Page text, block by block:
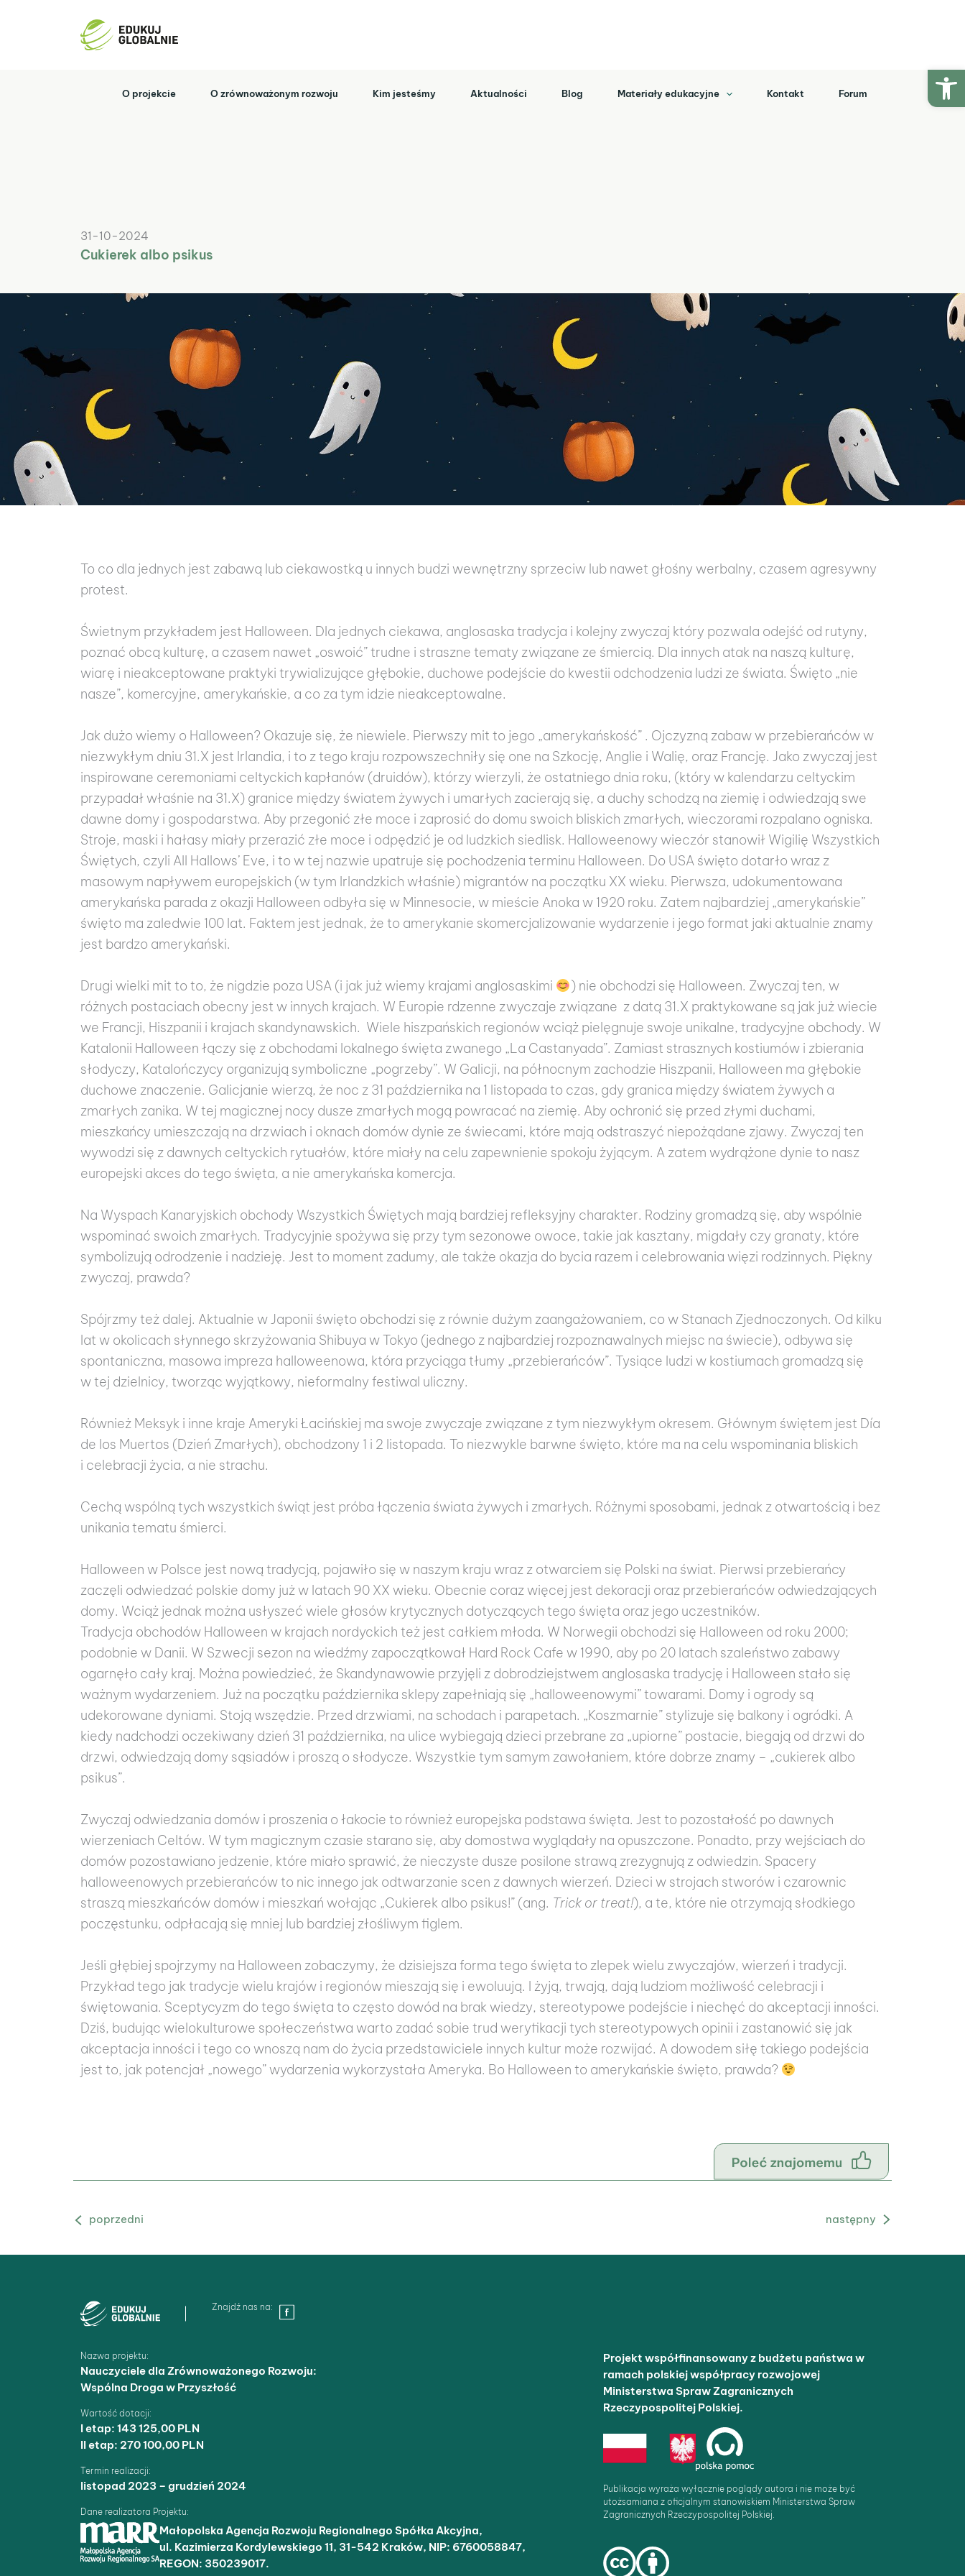
O projekcie O zrównoważonym rozwoju Kim jesteśmy Aktualności Blog Materiały edukacyjne Kontakt Forum
31-10-2024
Cukierek albo psikus
To co dla jednych jest zabawą lub ciekawostką u innych budzi wewnętrzny sprzeciw lub nawet głośny werbalny, czasem agresywny
protest.
Świetnym przykładem jest Halloween. Dla jednych ciekawa, anglosaska tradycja i kolejny zwyczaj który pozwala odejść od rutyny,
poznać obcą kulturę, a czasem nawet „oswoić” trudne i straszne tematy związane ze śmiercią. Dla innych atak na naszą kulturę,
wiarę i nieakceptowane praktyki trywializujące głębokie, duchowe podejście do kwestii odchodzenia ludzi ze świata. Święto „nie
nasze”, komercyjne, amerykańskie, a co za tym idzie nieakceptowalne.
Jak dużo wiemy o Halloween? Okazuje się, że niewiele. Pierwszy mit to jego „amerykańskość” . Ojczyzną zabaw w przebierańców w
niezwykłym dniu 31.X jest Irlandia, i to z tego kraju rozpowszechniły się one na Szkocję, Anglie i Walię, oraz Francję. Jako zwyczaj jest
inspirowane ceremoniami celtyckich kapłanów (druidów), którzy wierzyli, że ostatniego dnia roku, (który w kalendarzu celtyckim
przypadał właśnie na 31.X) granice między światem żywych i umarłych zacierają się, a duchy schodzą na ziemię i odwiedzają swe
dawne domy i gospodarstwa. Aby przegonić złe moce i zaprosić do domu swoich bliskich zmarłych, wieczorami rozpalano ogniska.
Stroje, maski i hałasy miały przerazić złe moce i odpędzić je od ludzkich siedlisk. Halloweenowy wieczór stanowił Wigilię Wszystkich
Świętych, czyli All Hallows’ Eve, i to w tej nazwie upatruje się pochodzenia terminu Halloween. Do USA święto dotarło wraz z
masowym napływem europejskich (w tym Irlandzkich właśnie) migrantów na początku XX wieku. Pierwsza, udokumentowana
amerykańska parada z okazji Halloween odbyła się w Minnesocie, w mieście Anoka w 1920 roku. Zatem najbardziej „amerykańskie”
święto ma zaledwie 100 lat. Faktem jest jednak, że to amerykanie skomercjalizowanie wydarzenie i jego format jaki aktualnie znamy
jest bardzo amerykański.
Drugi wielki mit to to, że nigdzie poza USA (i jak już wiemy krajami anglosaskimi
) nie obchodzi się Halloween. Zwyczaj ten, w
różnych postaciach obecny jest w innych krajach. W Europie rdzenne zwyczaje związane z datą 31.X praktykowane są jak już wiecie
we Francji, Hiszpanii i krajach skandynawskich. Wiele hiszpańskich regionów wciąż pielęgnuje swoje unikalne, tradycyjne obchody. W
Katalonii Halloween łączy się z obchodami lokalnego święta zwanego „La Castanyada”. Zamiast strasznych kostiumów i zbierania
słodyczy, Katalończycy organizują symboliczne „pogrzeby”. W Galicji, na północnym zachodzie Hiszpanii, Halloween ma głębokie
duchowe znaczenie. Galicjanie wierzą, że noc z 31 października na 1 listopada to czas, gdy granica między światem żywych a
zmarłych zanika. W tej magicznej nocy dusze zmarłych mogą powracać na ziemię. Aby ochronić się przed złymi duchami,
mieszkańcy umieszczają na drzwiach i oknach domów dynie ze świecami, które mają odstraszyć niepożądane zjawy. Zwyczaj ten
wywodzi się z dawnych celtyckich rytuałów, które miały na celu zapewnienie spokoju żyjącym. A zatem wydrążone dynie to nasz
europejski akces do tego święta, a nie amerykańska komercja.
Na Wyspach Kanaryjskich obchody Wszystkich Świętych mają bardziej refleksyjny charakter. Rodziny gromadzą się, aby wspólnie
wspominać swoich zmarłych. Tradycyjnie spożywa się przy tym sezonowe owoce, takie jak kasztany, migdały czy granaty, które
symbolizują odrodzenie i nadzieję. Jest to moment zadumy, ale także okazja do bycia razem i celebrowania więzi rodzinnych. Piękny
zwyczaj, prawda?
Spójrzmy też dalej. Aktualnie w Japonii święto obchodzi się z równie dużym zaangażowaniem, co w Stanach Zjednoczonych. Od kilku
lat w okolicach słynnego skrzyżowania Shibuya w Tokyo (jednego z najbardziej rozpoznawalnych miejsc na świecie), odbywa się
spontaniczna, masowa impreza halloweenowa, która przyciąga tłumy „przebierańców”. Tysiące ludzi w kostiumach gromadzą się
w tej dzielnicy, tworząc wyjątkowy, nieformalny festiwal uliczny.
Również Meksyk i inne kraje Ameryki Łacińskiej ma swoje zwyczaje związane z tym niezwykłym okresem. Głównym świętem jest Día
de los Muertos (Dzień Zmarłych), obchodzony 1 i 2 listopada. To niezwykle barwne święto, które ma na celu wspominania bliskich
i celebracji życia, a nie strachu.
Cechą wspólną tych wszystkich świąt jest próba łączenia świata żywych i zmarłych. Różnymi sposobami, jednak z otwartością i bez
unikania tematu śmierci.
Halloween w Polsce jest nową tradycją, pojawiło się w naszym kraju wraz z otwarciem się Polski na świat. Pierwsi przebierańcy
zaczęli odwiedzać polskie domy już w latach 90 XX wieku. Obecnie coraz więcej jest dekoracji oraz przebierańców odwiedzających
domy. Wciąż jednak można usłyszeć wiele głosów krytycznych dotyczących tego święta oraz jego uczestników.
Tradycja obchodów Halloween w krajach nordyckich też jest całkiem młoda. W Norwegii obchodzi się Halloween od roku 2000;
podobnie w Danii. W Szwecji sezon na wiedźmy zapoczątkował Hard Rock Cafe w 1990, aby po 20 latach szaleństwo zabawy
ogarnęło cały kraj. Można powiedzieć, że Skandynawowie przyjęli z dobrodziejstwem anglosaska tradycję i Halloween stało się
ważnym wydarzeniem. Już na początku października sklepy zapełniają się „halloweenowymi” towarami. Domy i ogrody są
udekorowane dyniami. Stoją wszędzie. Przed drzwiami, na schodach i parapetach. „Koszmarnie” stylizuje się balkony i ogródki. A
kiedy nadchodzi oczekiwany dzień 31 października, na ulice wybiegają dzieci przebrane za „upiorne” postacie, biegają od drzwi do
drzwi, odwiedzają domy sąsiadów i proszą o słodycze. Wszystkie tym samym zawołaniem, które dobrze znamy – „cukierek albo
psikus”.
Zwyczaj odwiedzania domów i proszenia o łakocie to również europejska podstawa święta. Jest to pozostałość po dawnych
wierzeniach Celtów. W tym magicznym czasie starano się, aby domostwa wyglądały na opuszczone. Ponadto, przy wejściach do
domów pozostawiano jedzenie, które miało sprawić, że nieczyste dusze posilone strawą zrezygnują z odwiedzin. Spacery
halloweenowych przebierańców to nic innego jak odtwarzanie scen z dawnych wierzeń. Dzieci w strojach stworów i czarownic
straszą mieszkańców domów i mieszkań wołając „Cukierek albo psikus!” (ang. Trick or treat!), a te, które nie otrzymają słodkiego
poczęstunku, odpłacają się mniej lub bardziej złośliwym figlem.
Jeśli głębiej spojrzymy na Halloween zobaczymy, że dzisiejsza forma tego święta to zlepek wielu zwyczajów, wierzeń i tradycji.
Przykład tego jak tradycje wielu krajów i regionów mieszają się i ewoluują. I żyją, trwają, dają ludziom możliwość celebracji i
świętowania. Sceptycyzm do tego święta to często dowód na brak wiedzy, stereotypowe podejście i niechęć do akceptacji inności.
Dziś, budując wielokulturowe społeczeństwa warto zadać sobie trud weryfikacji tych stereotypowych opinii i zastanowić się jak
akceptacja inności i tego co wnoszą nam do życia przedstawiciele innych kultur może rozwijać. A dowodem siłę takiego podejścia
jest to, jak potencjał „nowego” wydarzenia wykorzystała Ameryka. Bo Halloween to amerykańskie święto, prawda?
Poprzedni Blog Następny Blog
Znajdź nas na:
Nazwa projektu:
Nauczyciele dla Zrównoważonego Rozwoju:
Wspólna Droga w Przyszłość
Wartość dotacji:
I etap: 143 125,00 PLN
II etap: 270 100,00 PLN
Termin realizacji:
listopad 2023 – grudzień 2024
Dane realizatora Projektu:
Małopolska Agencja Rozwoju Regionalnego Spółka Akcyjna,
ul. Kazimierza Kordylewskiego 11, 31-542 Kraków, NIP: 6760058847,
REGON: 350239017.
Projekt współfinansowany z budżetu państwa w
ramach polskiej współpracy rozwojowej
Ministerstwa Spraw Zagranicznych
Rzeczypospolitej Polskiej.
Publikacja wyraża wyłącznie poglądy autora i nie może być
utożsamiana z oficjalnym stanowiskiem Ministerstwa Spraw
Zagranicznych Rzeczypospolitej Polskiej.